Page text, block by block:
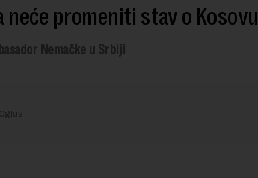
neće promeniti stav o Kosovu
Nemačke u Srbiji